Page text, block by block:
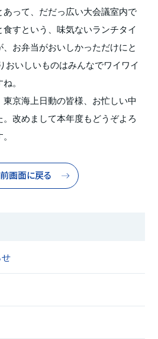
あって、だだっ広い大会議室内で
すという、味気ないランチタイ
お弁当がおいしかっただけにと
おいしいものはみんなでワイワイ
。
京海上日動の皆様、お忙しい中
改めまして本年度もどうぞよろ
前画面に戻る